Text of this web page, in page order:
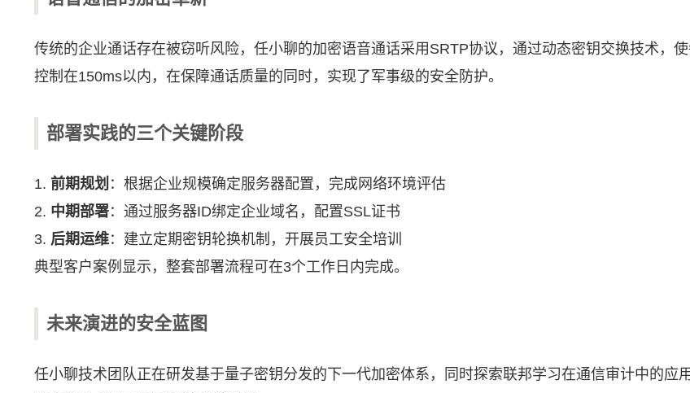
传统的企业通话存在被窃听风险，任小聊的加密语音通话采用SRTP协议，通过动态密钥交换技术，
控制在150ms以内，在保障通话质量的同时，实现了军事级的安全防护。
部署实践的三个关键阶段
1. 前期规划 ：根据企业规模确定服务器配置，完成网络环境评估
2. 中期部署：通过服务器ID绑定企业域名，配置SSL证书
3. 后期运维：建立定期密钥轮换机制，开展员工安全培训
典型客户案例显示，整套部署流程可在3个工作日内完成。
未来演进的安全蓝图
任小聊技术团队正在研发基于量子密钥分发的下一代加密体系，同时探索联邦学习在通信审计中的